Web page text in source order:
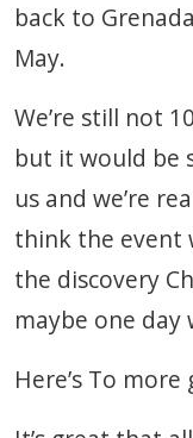
back to
May.
We’re still not
but it would be
us and we’re
think the event
the discovery
maybe one day
Here’s To